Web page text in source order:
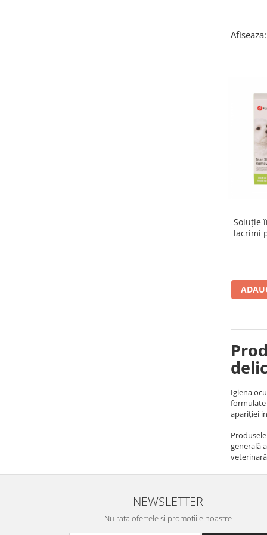
Afiseaza:
Soluție
lacrimi
Igiena
formulate
apariției
generală
NEWSLETTER
Nu rata ofertele si promotiile noastre